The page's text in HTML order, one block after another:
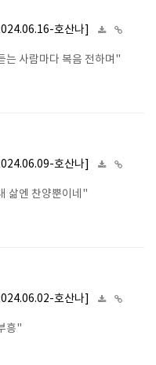
호산나]
는 사람마다 복음 전하며"
호산나]
삶엔 찬양뿐이네"
호산나]
흥"